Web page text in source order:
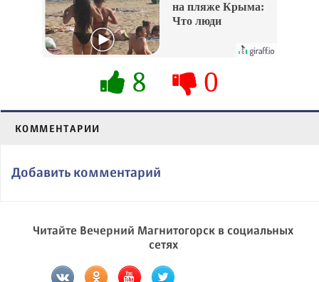
на пляже Крыма:
Что люди
их не видят...
8 0
КОММЕНТАРИИ
Добавить комментарий
Читайте Вечерний Магнитогорск в социальных
сетях